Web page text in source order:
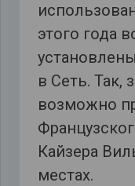
этого года
в Сеть. Так,
возможно
Кайзера
местах.